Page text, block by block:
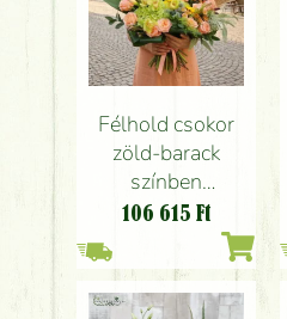
Félhold csokor
zöld-barack
színben
orchideával,
rózsával, apró
virágokkal
106 615 Ft